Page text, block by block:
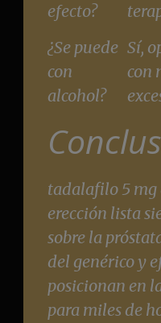
efecto?
¿Se puede
con
alcohol?
Sí,
con
tadalafilo 5
erección lista
sobre la
del genérico y
posicionan en
para miles de